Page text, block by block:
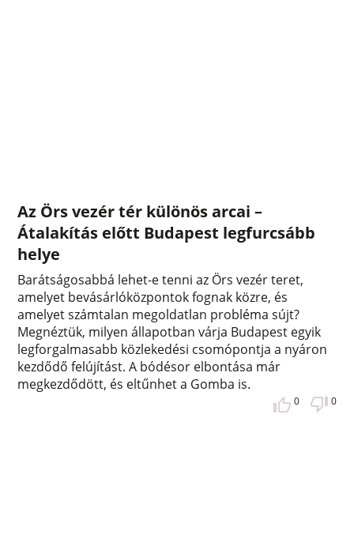
Az Örs vezér tér különös arcai –
Átalakítás előtt Budapest legfurcsább
helye
Barátságosabbá lehet-e tenni az Örs vezér teret,
amelyet bevásárlóközpontok fognak közre, és
amelyet számtalan megoldatlan probléma sújt?
Megnéztük, milyen állapotban várja Budapest egyik
legforgalmasabb közlekedési csomópontja a nyáron
kezdődő felújítást. A bódésor elbontása már
megkezdődött, és eltűnhet a Gomba is.
0 0